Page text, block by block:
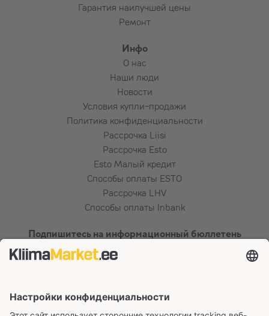
Гарантия наилучшей цены
Ремонт
Инфо
О нас
Наши люди
Новости
Условия купли-продажи
Политика конфиденциальности
Рассрочка Liisi
Рассрочка Esto
Esto Малый кредит
Способы оплаты ESTO
Рассрочка LHV
Способы оплаты Inbank
Подпишитесь на информационный бюллетень
Сертификаты и способы оплаты